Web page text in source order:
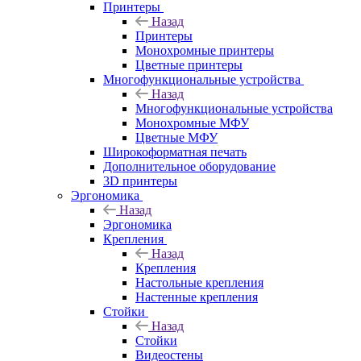
Принтеры
Назад
Принтеры
Моноxромныe принтеры
Цвeтныe принтеры
Многофункциональные устройства
Назад
Многофункциональные устройства
Монохромные МФУ
Цветные МФУ
Широкоформатная печать
Дополнительное оборудование
3D принтеры
Эргономика
Назад
Эргономика
Крепления
Назад
Крепления
Настольные крепления
Настенные крепления
Стойки
Назад
Стойки
Видеостены